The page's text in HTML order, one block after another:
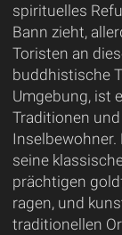
spirituelles
Bann zieht,
Toristen an
buddhistische
Umgebung, ist
Traditionen
seine
prächtigen
ragen, und
traditionellen